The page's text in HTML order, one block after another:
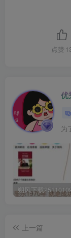
点赞
优
上一篇